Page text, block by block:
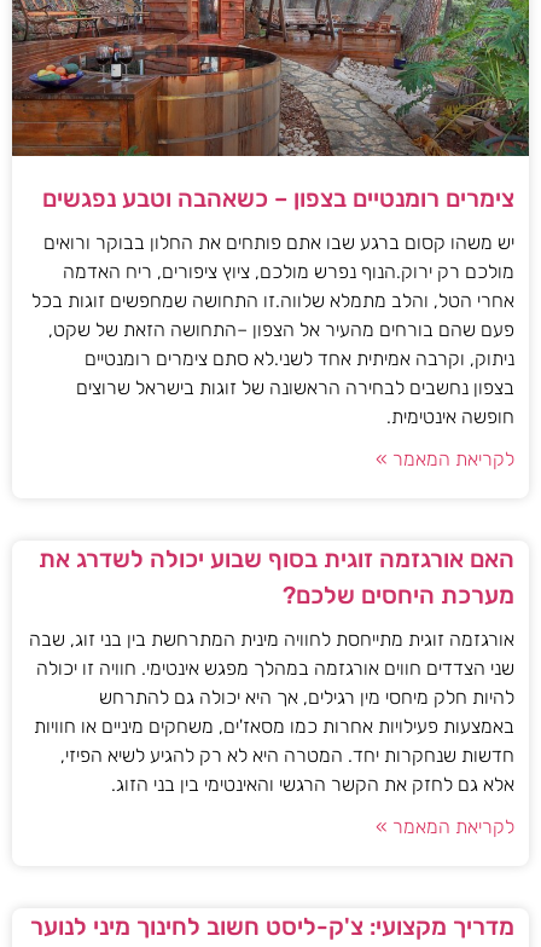
צימרים רומנטיים בצפון – כשאהבה וטבע נפגשים
יש משהו קסום ברגע שבו אתם פותחים את החלון בבוקר ורואים
מולכם רק ירוק.הנוף נפרש מולכם, ציוץ ציפורים, ריח האדמה
אחרי הטל, והלב מתמלא שלווה.זו התחושה שמחפשים זוגות בכל
פעם שהם בורחים מהעיר אל הצפון –התחושה הזאת של שקט,
ניתוק, וקרבה אמיתית אחד לשני.לא סתם צימרים רומנטיים
בצפון נחשבים לבחירה הראשונה של זוגות בישראל שרוצים
חופשה אינטימית.
לקריאת המאמר »
האם אורגזמה זוגית בסוף שבוע יכולה לשדרג את
מערכת היחסים שלכם?
אורגזמה זוגית מתייחסת לחוויה מינית המתרחשת בין בני זוג, שבה
שני הצדדים חווים אורגזמה במהלך מפגש אינטימי. חוויה זו יכולה
להיות חלק מיחסי מין רגילים, אך היא יכולה גם להתרחש
באמצעות פעילויות אחרות כמו מסאז'ים, משחקים מיניים או חוויות
חדשות שנחקרות יחד. המטרה היא לא רק להגיע לשיא הפיזי,
אלא גם לחזק את הקשר הרגשי והאינטימי בין בני הזוג.
לקריאת המאמר »
מדריך מקצועי: צ'ק-ליסט חשוב לחינוך מיני לנוער